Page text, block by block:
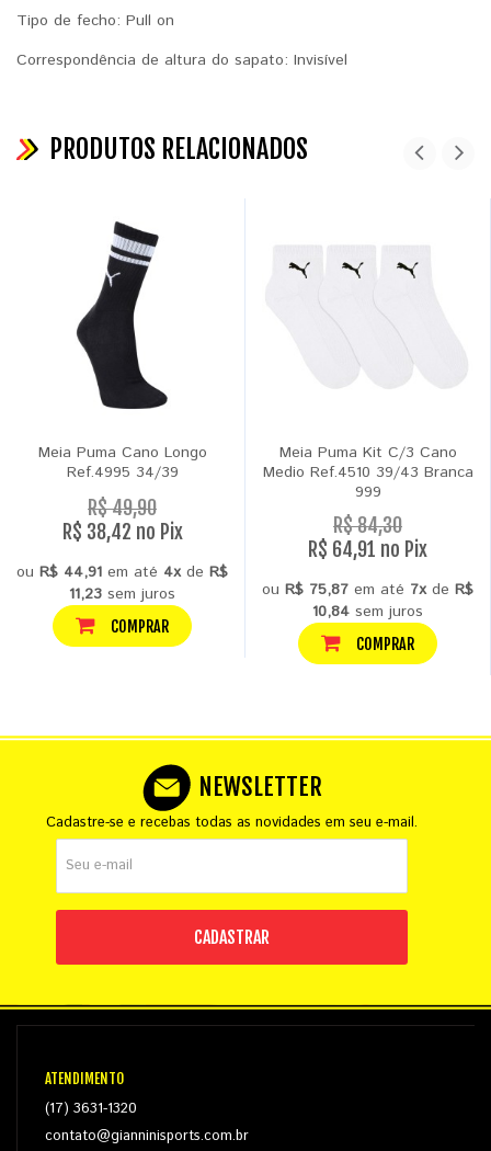
Tipo de fecho: ‎Pull on
Correspondência de altura do sapato: ‎Invisível
PRODUTOS RELACIONADOS
Meia Puma Cano Longo
Ref.4995 34/39
R$ 49,90
R$ 38,42 no Pix
ou R$ 44,91 em até 4xde R$
11,23 sem juros
COMPRAR
Meia Puma Kit C/3 Cano
Medio Ref.4510 39/43 Branca
999
R$ 84,30
R$ 64,91 no Pix
ou R$ 75,87 em até 7xde R$
10,84 sem juros
COMPRAR
NEWSLETTER
Cadastre-se e recebas todas as novidades em seu e-mail.
CADASTRAR
ATENDIMENTO
(17) 3631-1320
contato@gianninisports.com.br